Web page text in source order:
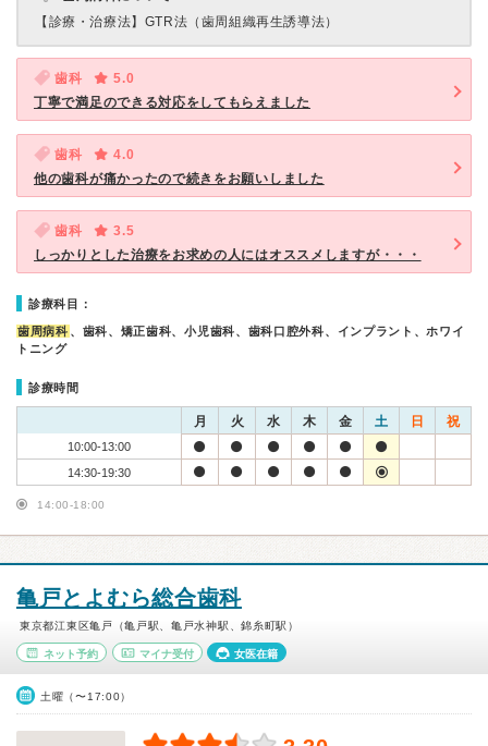
【診療・治療法】 GTR法（歯周組織再生誘導法）
歯科
5.0
丁寧で満足のできる対応をしてもらえました
歯科
4.0
他の歯科が痛かったので続きをお願いしました
歯科
3.5
しっかりとした治療をお求めの人にはオススメしますが・・・
診療科目：
歯周病科 、歯科、矯正歯科、小児歯科、歯科口腔外科、インプラント、ホワイ
トニング
診療時間
月 火 水 木 金 土 日 祝
10:00-13:00
14:30-19:30
14:00-18:00
亀戸とよむら総合歯科
東京都江東区亀戸（亀戸駅、亀戸水神駅、錦糸町駅）
ネット予約 マイナ受付 女医在籍
土曜（〜17:00）